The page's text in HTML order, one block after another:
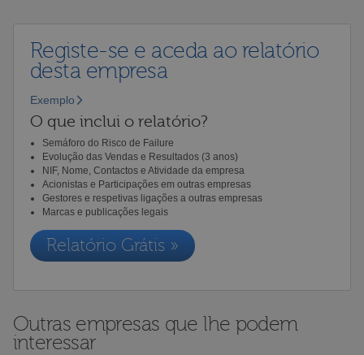
Registe-se e aceda ao relatório
desta empresa
Exemplo
O que inclui o relatório?
Semáforo do Risco de Failure
Evolução das Vendas e Resultados (3 anos)
NIF, Nome, Contactos e Atividade da empresa
Acionistas e Participações em outras empresas
Gestores e respetivas ligações a outras empresas
Marcas e publicações legais
Relatório Grátis »
Outras empresas que lhe podem
interessar